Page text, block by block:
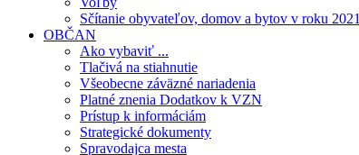
Sčítanie obyvateľov, domov a bytov v roku 2021
OBČAN
Ako vybaviť ...
Tlačivá na stiahnutie
Všeobecne záväzné nariadenia
Platné znenia Dodatkov k VZN
Prístup k informáciám
Strategické dokumenty
Spravodajca mesta